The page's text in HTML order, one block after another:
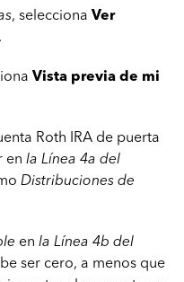
, selecciona Ver
.
Vista previa de mi
Roth IRA de puerta
en la Línea 4a del
Distribuciones de
en la Línea 4b del
ser cero, a menos que